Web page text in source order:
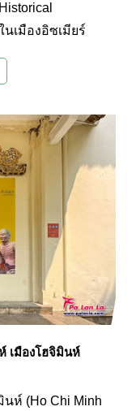
เมืองอิซเมียร์
วยอดนิยมอีก
เมืองโฮจิมินห์
ห์ (Ho Chi Minh